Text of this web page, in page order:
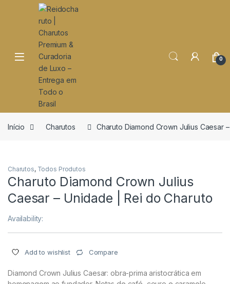
Open 0
Início Charutos Charuto Diamond Crown Julius Caesar
Charutos, Todos Produtos
Charuto Diamond Crown Julius
Caesar – Unidade | Rei do Charuto
Availability:
Add to wishlist Compare
Diamond Crown Julius Caesar: obra-prima aristocrática em